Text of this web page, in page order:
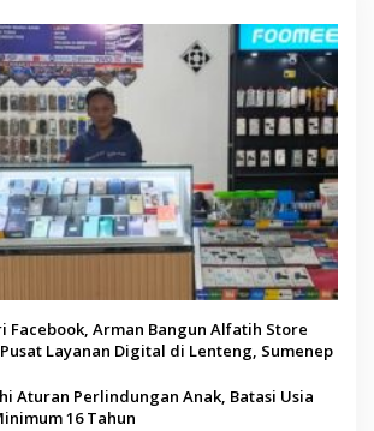
Facebook, Arman Bangun Alfatih Store
Layanan Digital di Lenteng, Sumenep
Aturan Perlindungan Anak, Batasi Usia
16 Tahun